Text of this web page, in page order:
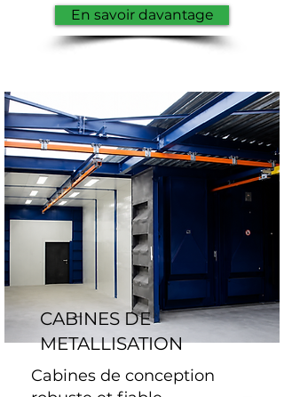
déplacement sur un autre site, etc.
En savoir davantage
CABINES DE
METALLISATION
Cabines de conception